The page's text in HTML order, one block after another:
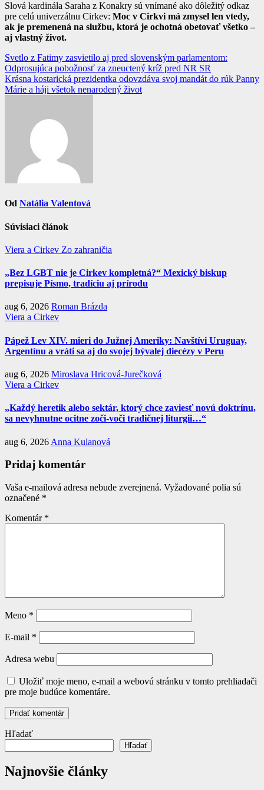
Slová kardinála Saraha z Konakry sú vnímané ako dôležitý odkaz
pre celú univerzálnu Cirkev: Moc v Cirkvi má zmysel len vtedy,
ak je premenená na službu, ktorá je ochotná obetovať všetko –
aj vlastný život.
Navigácia
v
článku
Svetlo z Fatimy zasvietilo aj pred slovenským parlamentom:
Odprosujúca pobožnosť za zneuctený kríž pred NR SR
Krásna kostarická prezidentka odovzdáva svoj mandát do rúk Panny
Márie a háji všetok nenarodený život
Od Natália Valentová
Súvisiaci článok
Viera a Cirkev Zo zahraničia
„Bez LGBT nie je Cirkev kompletná?“ Mexický biskup
prepisuje Písmo, tradíciu aj prírodu
aug 6, 2026 Roman Brázda
Viera a Cirkev
Pápež Lev XIV. mieri do Južnej Ameriky: Navštívi Uruguay,
Argentínu a vráti sa aj do svojej bývalej diecézy v Peru
aug 6, 2026 Miroslava Hricová-Jurečková
Viera a Cirkev
„Každý heretik alebo sektár, ktorý chce zaviesť novú doktrínu,
sa nevyhnutne ocitne zoči-voči tradičnej liturgii…“
aug 6, 2026 Anna Kulanová
Pridaj komentár
Vaša e-mailová adresa nebude zverejnená. Vyžadované polia sú
označené *
Komentár *
Meno *
E-mail *
Adresa webu
Uložiť moje meno, e-mail a webovú stránku v tomto prehliadači
pre moje budúce komentáre.
Hľadať
Hľadať
Najnovšie články